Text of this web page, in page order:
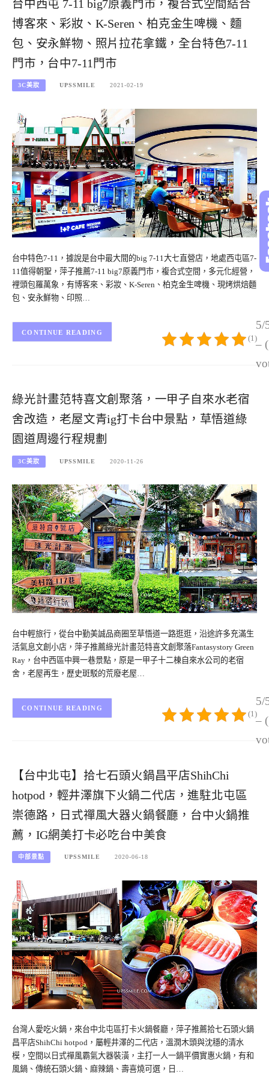
台中西屯 7-11 big7原義門市，複合式空間結合
博客來、彩妝、K-Seren、柏克金生啤機、麵
包、安永鮮物、照片拉花拿鐵，全台特色7-11
門市，台中7-11門市
3C美妝 UPSSMILE 2021-02-19
台中特色7-11，據說是台中最大間的big 7-11大七直營店，地處西屯區7-
11值得朝聖，萍子推薦7-11 big7原義門市，複合式空間，多元化經營，
裡頭包羅萬象，有博客來、彩妝、K-Seren、柏克金生啤機、現烤烘焙麵
包、安永鮮物、印照…
5/
–
(1)
CONTINUE READING
綠光計畫范特喜文創聚落，一甲子自來水老宿
舍改造，老屋文青ig打卡台中景點，草悟道綠
園道周邊行程規劃
3C美妝 UPSSMILE 2020-11-26
台中輕旅行，從台中勤美誠品商圈至草悟道一路逛逛，沿途許多充滿生
活氣息文創小店，萍子推薦綠光計畫范特喜文創聚落Fantasystory Green
Ray，台中西區中興一巷景點，原是一甲子十二棟自來水公司的老宿
舍，老屋再生，歷史斑駁的荒廢老屋…
5/
–
(1)
CONTINUE READING
【台中北屯】拾七石頭火鍋昌平店ShihChi
hotpod，輕井澤旗下火鍋二代店，進駐北屯區
崇德路，日式禪風大器火鍋餐廳，台中火鍋推
薦，IG網美打卡必吃台中美食
中部景點 UPSSMILE 2020-06-18
台灣人愛吃火鍋，來台中北屯區打卡火鍋餐廳，萍子推薦拾七石頭火鍋
昌平店ShihChi hotpod，屬輕井澤的二代店，溫潤木頭與沈穩的清水
模，空間以日式禪風霸氣大器裝潢，主打一人一鍋平價實惠火鍋，有和
風鍋、傳統石頭火鍋、麻辣鍋、壽喜燒可選，日…